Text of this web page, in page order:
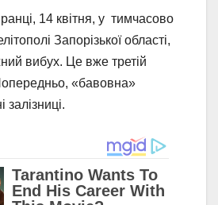
14 квітня, у тимчасово
Запорізької області,
вибух. Це вже третій
«бавовна»
залізниці.